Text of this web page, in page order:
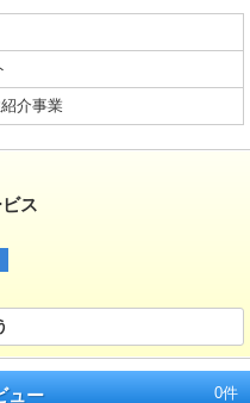
介事業
ス
ュー 0件